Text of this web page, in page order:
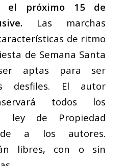
el próximo 15 de
Las marchas
de ritmo
de Semana Santa
aptas para ser
desfiles. El autor
todos los
ley de Propiedad
a los autores.
libres, con o sin